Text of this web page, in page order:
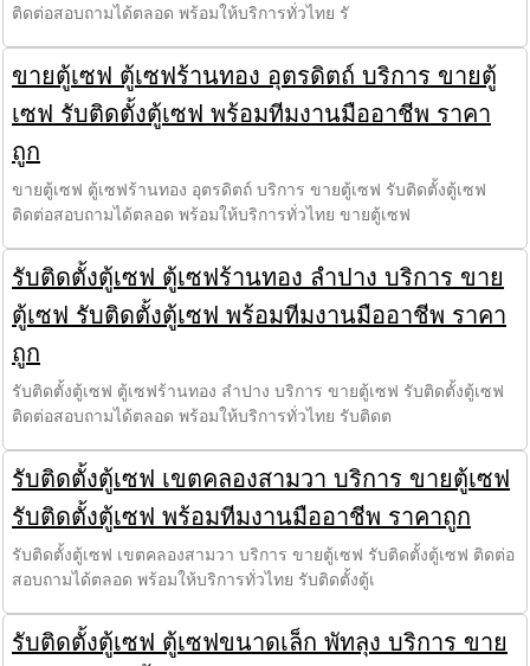
ติดต่อสอบถามได้ตลอด พร้อมให้บริการทั่วไทย รั
ขายตู้เซฟ ตู้เซฟร้านทอง อุตรดิตถ์ บริการ ขายตู้
เซฟ รับติดตั้งตู้เซฟ พร้อมทีมงานมืออาชีพ ราคา
ถูก
ขายตู้เซฟ ตู้เซฟร้านทอง อุตรดิตถ์ บริการ ขายตู้เซฟ รับติดตั้งตู้เซฟ
ติดต่อสอบถามได้ตลอด พร้อมให้บริการทั่วไทย ขายตู้เซฟ
รับติดตั้งตู้เซฟ ตู้เซฟร้านทอง ลำปาง บริการ ขาย
ตู้เซฟ รับติดตั้งตู้เซฟ พร้อมทีมงานมืออาชีพ ราคา
ถูก
รับติดตั้งตู้เซฟ ตู้เซฟร้านทอง ลำปาง บริการ ขายตู้เซฟ รับติดตั้งตู้เซฟ
ติดต่อสอบถามได้ตลอด พร้อมให้บริการทั่วไทย รับติดต
รับติดตั้งตู้เซฟ เขตคลองสามวา บริการ ขายตู้เซฟ
รับติดตั้งตู้เซฟ พร้อมทีมงานมืออาชีพ ราคาถูก
รับติดตั้งตู้เซฟ เขตคลองสามวา บริการ ขายตู้เซฟ รับติดตั้งตู้เซฟ ติดต่อ
สอบถามได้ตลอด พร้อมให้บริการทั่วไทย รับติดตั้งตู้เ
รับติดตั้งตู้เซฟ ตู้เซฟขนาดเล็ก พัทลุง บริการ ขาย